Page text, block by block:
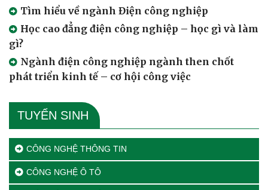
Tìm hiểu về ngành Điện công nghiệp
Học cao đẳng điện công nghiệp – học gì và làm
gì?
Ngành điện công nghiệp ngành then chốt
phát triển kinh tế – cơ hội công việc
TUYỂN SINH
CÔNG NGHỆ THÔNG TIN
CÔNG NGHỆ Ô TÔ